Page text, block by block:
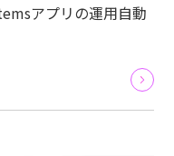
アプリの運用自動